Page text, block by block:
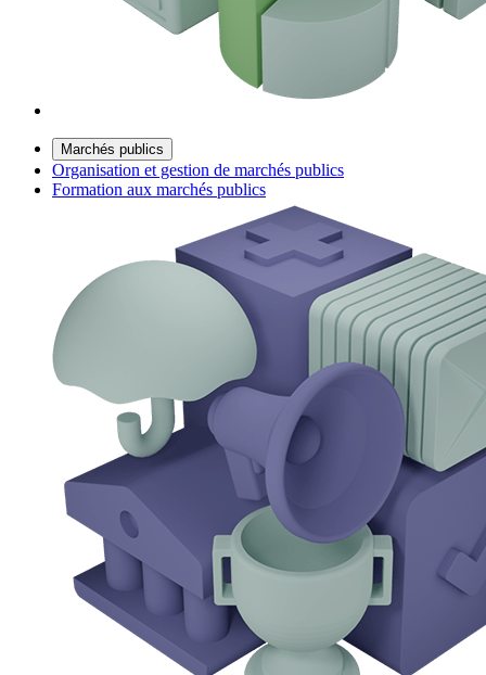
Marchés publics
Organisation et gestion de marchés publics
Formation aux marchés publics